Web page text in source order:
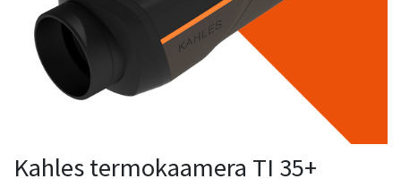
Kahles termokaamera TI 35+